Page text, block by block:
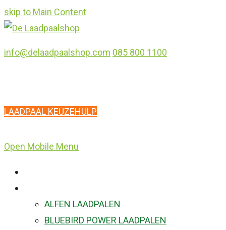
skip to Main Content
info@delaadpaalshop.com 085 800 1100
LAADPAAL KEUZEHULP
Open Mobile Menu
ALFEN LAADPALEN
BLUEBIRD POWER LAADPALEN